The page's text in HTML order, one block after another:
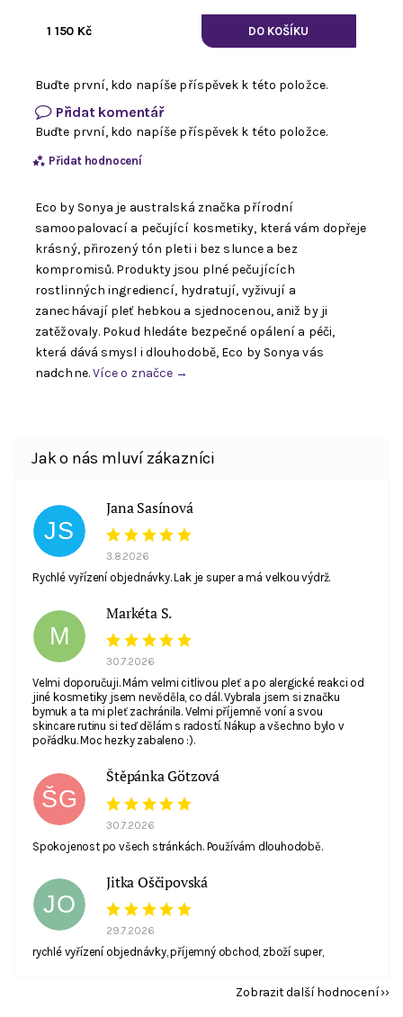
1 150 Kč
Buďte první, kdo napíše příspěvek k této položce.
Přidat komentář
Buďte první, kdo napíše příspěvek k této položce.
Přidat hodnocení
Souhlasím se zpracováním
mail není viditelný pro ostatní nakupující.
Eco by Sonya je australská značka přírodní
samoopalovací a pečující kosmetiky, která vám dopřeje
krásný, přirozený tón pleti i bez slunce a bez
kompromisů. Produkty jsou plné pečujících
rostlinných ingrediencí, hydratují, vyživují a
zanechávají pleť hebkou a sjednocenou, aniž by ji
zatěžovaly. Pokud hledáte bezpečné opálení a péči,
která dává smysl i dlouhodobě, Eco by Sonya vás
nadchne.Více o značce →
JS
Jana Sasínová
3.8.2026
Rychlé vyřízení objednávky. Lak je super a má velkou výdrž.
M
Markéta S.
30.7.2026
Velmi doporučuji. Mám velmi citlivou pleť a po alergické reakci od
jiné kosmetiky jsem nevěděla, co dál. Vybrala jsem si značku
bymuk a ta mi pleť zachránila. Velmi příjemně voní a svou
skincare rutinu si teď dělám s radostí. Nákup a všechno bylo v
pořádku. Moc hezky zabaleno :).
ŠG
Štěpánka Götzová
30.7.2026
Spokojenost po všech stránkách. Používám dlouhodobě.
JO
Jitka Oščipovská
29.7.2026
rychlé vyřízení objednávky, příjemný obchod, zboží super,
Zobrazit další hodnocení